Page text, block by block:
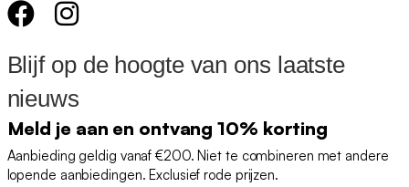
Blijf op de hoogte van ons laatste
nieuws
Meld je aan en ontvang 10% korting
Aanbieding geldig vanaf €200. Niet te combineren met andere
lopende aanbiedingen. Exclusief rode prijzen.